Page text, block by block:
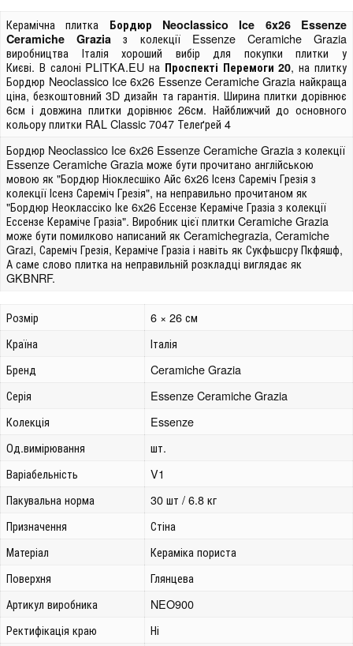
Керамічна плитка Бордюр Neoclassico Ice 6x26 Essenze
Ceramiche Grazia з колекції Essenze Ceramiche Grazia
виробництва Італія хороший вибір для покупки плитки у
Києві. В салоні PLITKA.EU на Проспекті Перемоги 20, на плитку
Бордюр Neoclassico Ice 6x26 Essenze Ceramiche Grazia найкраща
ціна, безкоштовний 3D дизайн та гарантія. Ширина плитки дорівнює
6см і довжина плитки дорівнює 26см. Найближчий до основного
кольору плитки RAL Classic 7047 Телеґрей 4
Бордюр Neoclassico Ice 6x26 Essenze Ceramiche Grazia з колекції
Essenze Ceramiche Grazia може бути прочитано англійською
мовою як "Бордюр Ніоклесшіко Айс 6x26 Ісенз Сареміч Грезія з
колекції Ісенз Сареміч Грезія", на неправильно прочитаном як
"Бордюр Неоклассіко Іке 6x26 Ессензе Кераміче Гразіа з колекції
Ессензе Кераміче Гразіа". Виробник цієї плитки Ceramiche Grazia
може бути помилково написаний як Ceramichegrazia, Ceramiche
Grazi, Сареміч Грезія, Кераміче Гразіа і навіть як Сукфьшсру Пкфяшф,
А саме слово плитка на неправильній розкладці виглядає як
GKBNRF.
Розмір
6 × 26 см
Країна
Італія
Бренд
Ceramiche Grazia
Серія
Essenze Ceramiche Grazia
Колекція
Essenze
Од.вимірювання
шт.
Варіабельність
V1
Пакувальна норма
30 шт / 6.8 кг
Призначення
Стіна
Матеріал
Кераміка пориста
Поверхня
Глянцева
Артикул виробника
NEO900
Ректифікація краю
Ні